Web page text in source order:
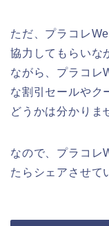
ただ、プラコレ
協力してもらいな
ながら、プラコレ
な割引セールやク
どうかは分かりま
なので、プラコレ
たらシェアさせて